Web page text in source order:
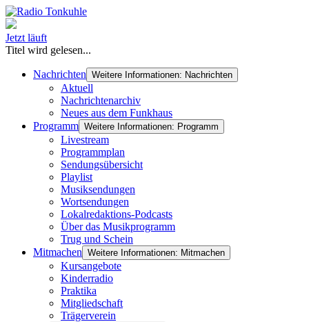
Jetzt läuft
Titel wird gelesen...
Nachrichten Weitere Informationen: Nachrichten
Aktuell
Nachrichtenarchiv
Neues aus dem Funkhaus
Programm Weitere Informationen: Programm
Livestream
Programmplan
Sendungsübersicht
Playlist
Musiksendungen
Wortsendungen
Lokalredaktions-Podcasts
Über das Musikprogramm
Trug und Schein
Mitmachen Weitere Informationen: Mitmachen
Kursangebote
Kinderradio
Praktika
Mitgliedschaft
Trägerverein